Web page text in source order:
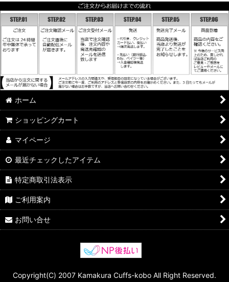
ホーム
ショッピングカート
マイページ
最近チェックしたアイテム
特定商取引法表示
ご利用案内
お問い合せ
Copyright(C) 2007 Kamakura Cuffs-kobo All Right Reserved.